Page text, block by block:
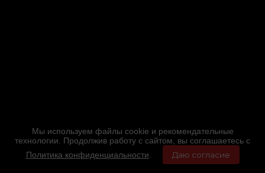
Мы используем файлы cookie и рекомендательные
технологии. Продолжив работу с сайтом, вы соглашаетесь с
Политика конфиденциальности
Даю согласие